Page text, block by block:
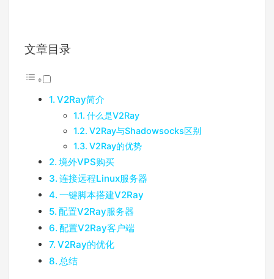
文章目录
V2Ray简介
什么是V2Ray
V2Ray与Shadowsocks区别
V2Ray的优势
境外VPS购买
连接远程Linux服务器
一键脚本搭建V2Ray
配置V2Ray服务器
配置V2Ray客户端
V2Ray的优化
总结